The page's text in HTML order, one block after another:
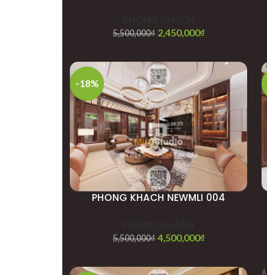
5,500,000₫ 2,450,000₫
-18%
PHONG KHACH NEWMLI 004
5,500,000₫ 4,500,000₫